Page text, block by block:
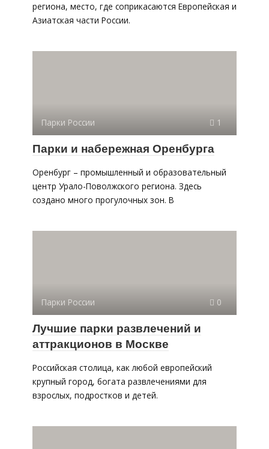
региона, место, где соприкасаются Европейская и
Азиатская части России.
Парки России 1
Парки и набережная Оренбурга
Оренбург – промышленный и образовательный
центр Урало-Поволжского региона. Здесь
создано много прогулочных зон. В
Парки России 0
Лучшие парки развлечений и
аттракционов в Москве
Российская столица, как любой европейский
крупный город, богата развлечениями для
взрослых, подростков и детей.